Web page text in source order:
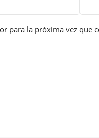
para la próxima vez que